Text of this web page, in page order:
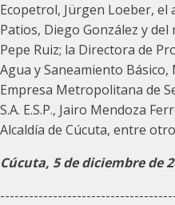
Ecopetrol, Jürgen Loeber, el
Patios, Diego González y
Pepe Ruiz; la Directora de
Agua y Saneamiento
Empresa Metropolitana de
S.A. E.S.P., Jairo Mendoza
Alcaldía de Cúcuta, entre
Cúcuta, 5 de diciembre de